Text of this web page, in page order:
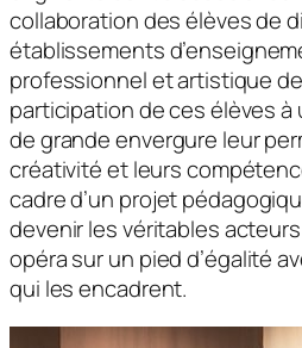
collaboration des élèves de
établissements
professionnel et artistique
participation de ces élèves
de grande envergure leur
créativité et leurs
cadre d’un projet
devenir les véritables
opéra sur un pied d’égalité
qui les encadrent.